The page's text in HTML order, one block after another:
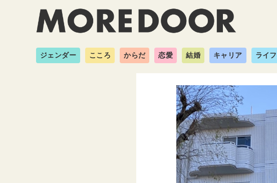
ジェンダー こころ からだ 恋愛 結婚 キャリア ライ